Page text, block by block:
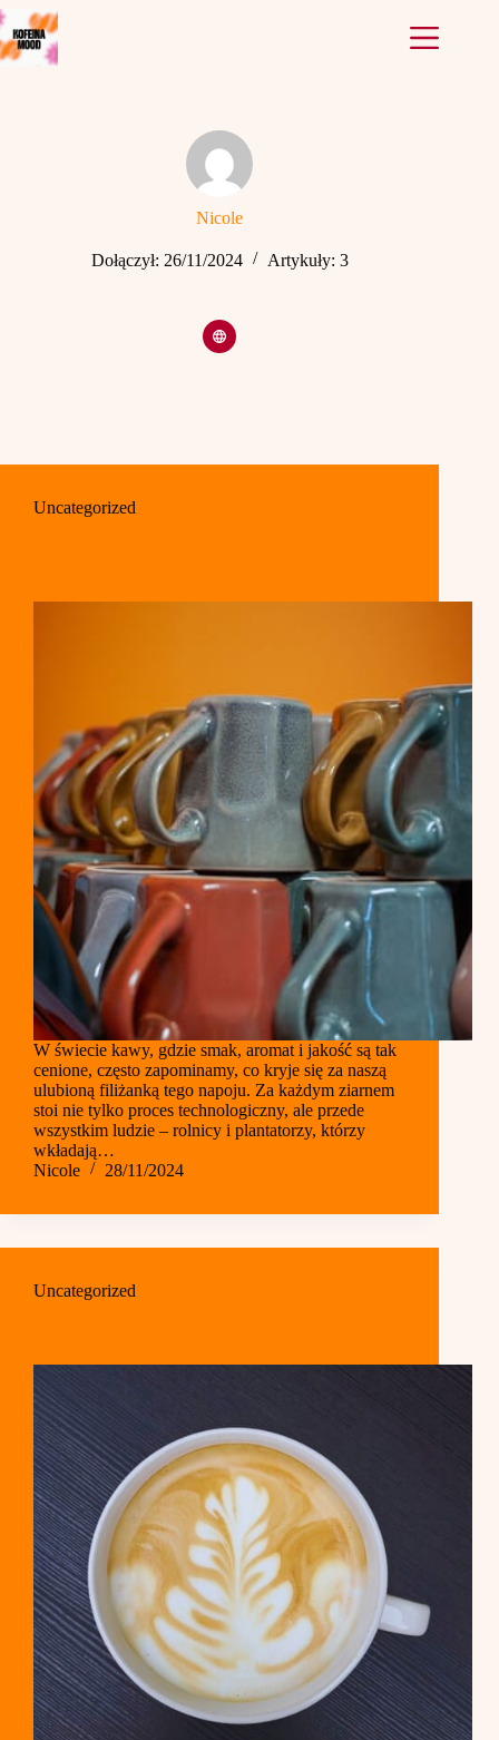
Przejdź
do
treści
Nicole
Dołączył: 26/11/2024 Artykuły: 3
Uncategorized
W świecie kawy, gdzie smak, aromat i jakość są tak
cenione, często zapominamy, co kryje się za naszą
ulubioną filiżanką tego napoju. Za każdym ziarnem
stoi nie tylko proces technologiczny, ale przede
wszystkim ludzie – rolnicy i plantatorzy, którzy
wkładają…
Nicole
28/11/2024
Uncategorized